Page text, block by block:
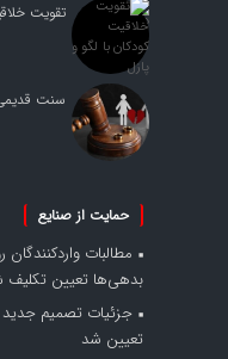
تقویت
سنت
حمایت از صنایع
مطالبات
بدهی‌ها تعیین تکلیف
جزئیات تصمیم جدید
تعیین شد